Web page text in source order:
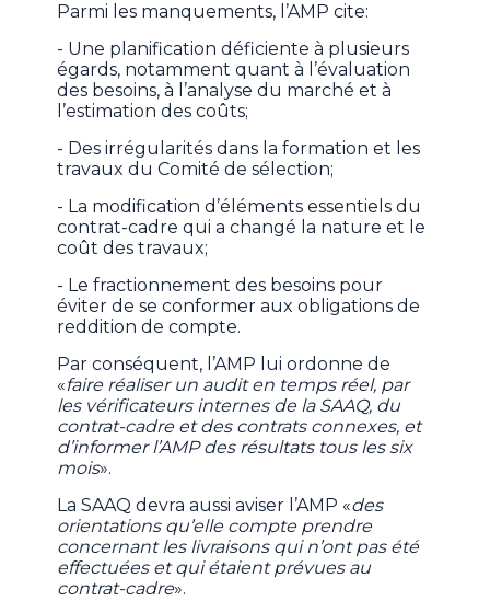
Parmi les manquements, l’AMP cite:
- Une planification déficiente à plusieurs
égards, notamment quant à l’évaluation
des besoins, à l’analyse du marché et à
l’estimation des coûts;
- Des irrégularités dans la formation et les
travaux du Comité de sélection;
- La modification d’éléments essentiels du
contrat-cadre qui a changé la nature et le
coût des travaux;
- Le fractionnement des besoins pour
éviter de se conformer aux obligations de
reddition de compte.
Par conséquent, l’AMP lui ordonne de
«faire réaliser un audit en temps réel, par
les vérificateurs internes de la SAAQ, du
contrat-cadre et des contrats connexes, et
d’informer l’AMP des résultats tous les six
mois».
La SAAQ devra aussi aviser l’AMP «des
orientations qu’elle compte prendre
concernant les livraisons qui n’ont pas été
effectuées et qui étaient prévues au
contrat-cadre».